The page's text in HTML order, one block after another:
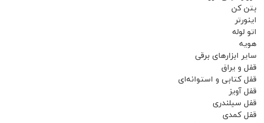
بتن کن
اینورتر
اتو لوله
هویه
سایر ابزارهای برقی
قفل و یراق
قفل کتابی و استوانه‌ای
قفل آویز
قفل سیلندری
قفل کمدی